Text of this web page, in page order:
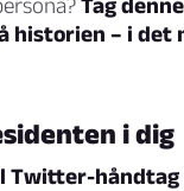
Tag
historien – i det
i dig
Twitter-håndtag